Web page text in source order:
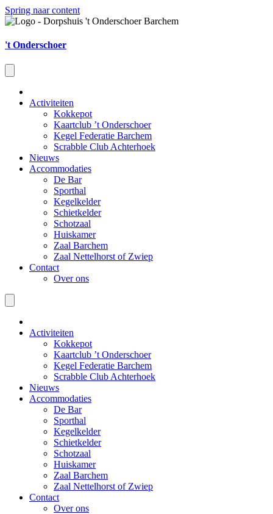
Spring naar content
't Onderschoer
Activiteiten
Kokkepot
Kaartclub ’t Onderschoer
Kegel Federatie Barchem
Scrabble Club Achterhoek
Nieuws
Accommodaties
De Bar
Sporthal
Kegelkelder
Schietkelder
Schotzaal
Huiskamer
Zaal Barchem
Zaal Nettelhorst of Zwiep
Contact
Over ons
Activiteiten
Kokkepot
Kaartclub ’t Onderschoer
Kegel Federatie Barchem
Scrabble Club Achterhoek
Nieuws
Accommodaties
De Bar
Sporthal
Kegelkelder
Schietkelder
Schotzaal
Huiskamer
Zaal Barchem
Zaal Nettelhorst of Zwiep
Contact
Over ons